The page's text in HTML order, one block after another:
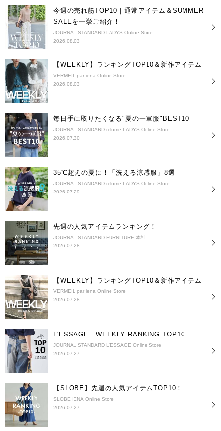
今週の売れ筋TOP10｜通常アイテム＆SUMMER
SALEを一挙ご紹介！
JOURNAL STANDARD LADYS Online Store
2026.08.03
【WEEKLY】ランキングTOP10＆新作アイテム
VERMEIL par iena Online Store
2026.08.03
毎日手に取りたくなる"夏の一軍服"BEST10
JOURNAL STANDARD relume LADYS Online Store
2026.07.30
35℃超えの夏に！「洗える涼感服」8選
JOURNAL STANDARD relume LADYS Online Store
2026.07.29
先週の人気アイテムランキング！
JOURNAL STANDARD FURNITURE 本社
2026.07.28
【WEEKLY】ランキングTOP10＆新作アイテム
VERMEIL par iena Online Store
2026.07.28
L'ESSAGE｜WEEKLY RANKING TOP10
JOURNAL STANDARD L'ESSAGE Online Store
2026.07.27
【SLOBE】先週の人気アイテムTOP10！
SLOBE IENA Online Store
2026.07.27